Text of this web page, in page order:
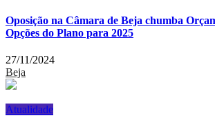
Oposição na Câmara de Beja chumba
Opções do Plano para 2025
27/11/2024
Beja
Atualidade